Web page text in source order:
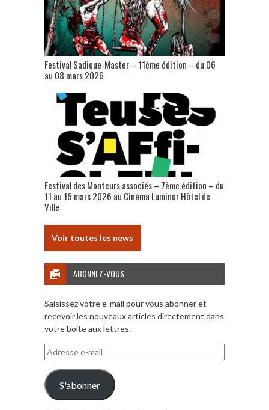
Festival Sadique-Master – 11ème édition – du 06
au 08 mars 2026
Festival des Monteurs associés – 7ème édition – du
11 au 16 mars 2026 au Cinéma Luminor Hôtel de
Ville
Voir toutes les news
ABONNEZ-VOUS
Saisissez votre e-mail pour vous abonner et
recevoir les nouveaux articles directement dans
votre boite aux lettres.
Adresse
e-
mail
S'abonner